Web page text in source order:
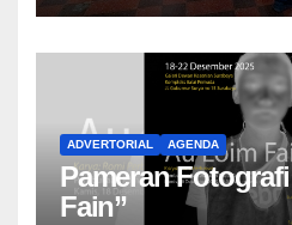
ADVERTORIAL AGENDA
Pameran
Fain”